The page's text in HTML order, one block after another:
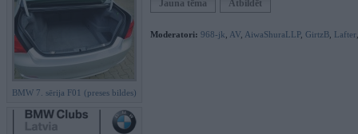
BMW 7. sērija F01 (preses bildes)
Jauna tēma Atbildēt
Moderatori: 968-jk AV AiwaShuraLLP, GirtzB Lafter